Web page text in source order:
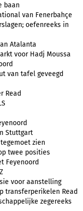
baan
van Fenerbahçe
oefenreeks in
Atalanta
voor Hadj Moussa
van tafel geveegd
Read
Stuttgart
zien
twee posities
Feyenoord
voor aanstelling
transferperikelen Read
zegereeks